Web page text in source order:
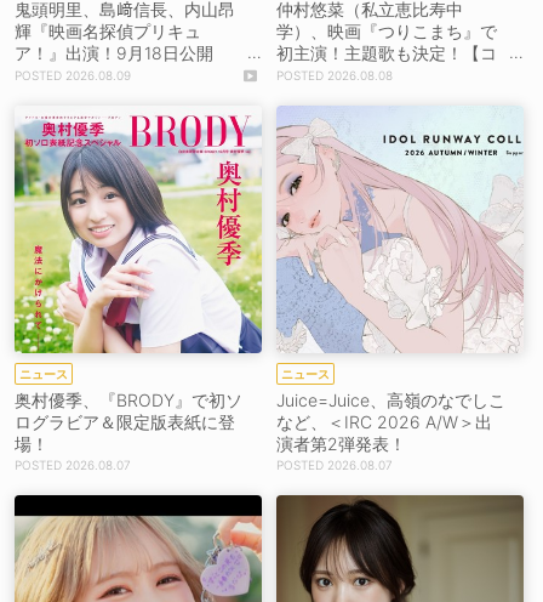
鬼頭明里、島﨑信長、内山昂
輝『映画名探偵プリキュ
ア！』出演！9月18日公開
【コメントあり】
2026.08.09
仲村悠菜（私立恵比寿中
学）、映画『つりこまち』で
初主演！主題歌も決定！【コ
メントあり】
2026.08.08
ニュース
奥村優季、『BRODY』で初ソ
ログラビア＆限定版表紙に登
場！
2026.08.07
ニュース
Juice=Juice、高嶺のなでしこ
など、＜IRC 2026 A/W＞出
演者第2弾発表！
2026.08.07